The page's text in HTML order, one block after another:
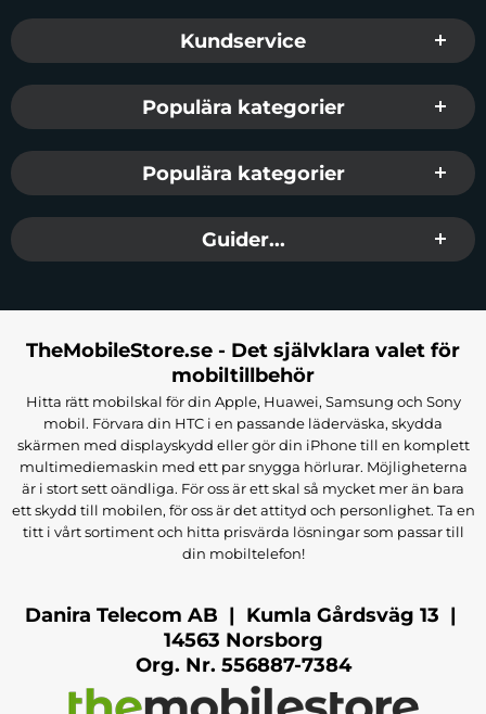
Sidfot Blandad info och länkar
Kundservice
Populära kategorier
Populära kategorier
Guider...
TheMobileStore.se - Det självklara valet för
mobiltillbehör
Hitta rätt mobilskal för din Apple, Huawei, Samsung och Sony
mobil. Förvara din HTC i en passande läderväska, skydda
skärmen med displayskydd eller gör din iPhone till en komplett
multimediemaskin med ett par snygga hörlurar. Möjligheterna
är i stort sett oändliga. För oss är ett skal så mycket mer än bara
ett skydd till mobilen, för oss är det attityd och personlighet. Ta en
titt i vårt sortiment och hitta prisvärda lösningar som passar till
din mobiltelefon!
Danira Telecom AB | Kumla Gårdsväg 13 |
14563 Norsborg
Org. Nr. 556887-7384